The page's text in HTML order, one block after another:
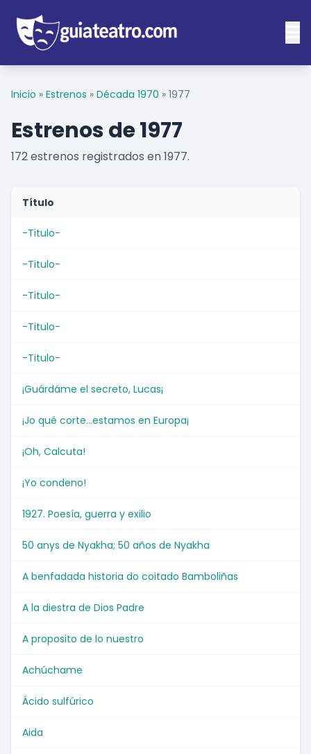
Inicio » Estrenos » Década 1970 » 1977
Estrenos de 1977
172 estrenos registrados en 1977.
Título
-Titulo-
-Titulo-
-Titulo-
-Titulo-
-Titulo-
¡Guárdáme el secreto, Lucas¡
¡Jo qué corte...estamos en Europa¡
¡Oh, Calcuta!
¡Yo condeno!
1927. Poesía, guerra y exilio
50 anys de Nyakha; 50 años de Nyakha
A benfadada historia do coitado Bamboliñas
A la diestra de Dios Padre
A proposito de lo nuestro
Achúchame
Ácido sulfúrico
Aida